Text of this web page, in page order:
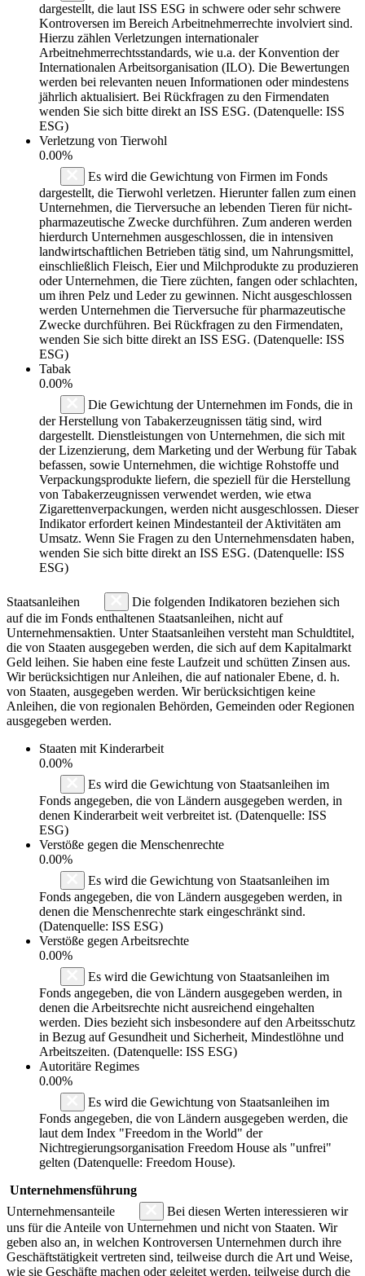
dargestellt, die laut ISS ESG in schwere oder sehr schwere
Kontroversen im Bereich Arbeitnehmerrechte involviert sind.
Hierzu zählen Verletzungen internationaler
Arbeitnehmerrechtsstandards, wie u.a. der Konvention der
Internationalen Arbeitsorganisation (ILO). Die Bewertungen
werden bei relevanten neuen Informationen oder mindestens
jährlich aktualisiert. Bei Rückfragen zu den Firmendaten
wenden Sie sich bitte direkt an ISS ESG. (Datenquelle: ISS
ESG)
Verletzung von Tierwohl
0.00%
Es wird die Gewichtung von Firmen im Fonds
dargestellt, die Tierwohl verletzen. Hierunter fallen zum einen
Unternehmen, die Tierversuche an lebenden Tieren für nicht-
pharmazeutische Zwecke durchführen. Zum anderen werden
hierdurch Unternehmen ausgeschlossen, die in intensiven
landwirtschaftlichen Betrieben tätig sind, um Nahrungsmittel,
einschließlich Fleisch, Eier und Milchprodukte zu produzieren
oder Unternehmen, die Tiere züchten, fangen oder schlachten,
um ihren Pelz und Leder zu gewinnen. Nicht ausgeschlossen
werden Unternehmen die Tierversuche für pharmazeutische
Zwecke durchführen. Bei Rückfragen zu den Firmendaten,
wenden Sie sich bitte direkt an ISS ESG. (Datenquelle: ISS
ESG)
Tabak
0.00%
Die Gewichtung der Unternehmen im Fonds, die in
der Herstellung von Tabakerzeugnissen tätig sind, wird
dargestellt. Dienstleistungen von Unternehmen, die sich mit
der Lizenzierung, dem Marketing und der Werbung für Tabak
befassen, sowie Unternehmen, die wichtige Rohstoffe und
Verpackungsprodukte liefern, die speziell für die Herstellung
von Tabakerzeugnissen verwendet werden, wie etwa
Zigarettenverpackungen, werden nicht ausgeschlossen. Dieser
Indikator erfordert keinen Mindestanteil der Aktivitäten am
Umsatz. Wenn Sie Fragen zu den Unternehmensdaten haben,
wenden Sie sich bitte direkt an ISS ESG. (Datenquelle: ISS
ESG)
Staatsanleihen
Die folgenden Indikatoren beziehen sich
auf die im Fonds enthaltenen Staatsanleihen, nicht auf
Unternehmensaktien. Unter Staatsanleihen versteht man Schuldtitel,
die von Staaten ausgegeben werden, die sich auf dem Kapitalmarkt
Geld leihen. Sie haben eine feste Laufzeit und schütten Zinsen aus.
Wir berücksichtigen nur Anleihen, die auf nationaler Ebene, d. h.
von Staaten, ausgegeben werden. Wir berücksichtigen keine
Anleihen, die von regionalen Behörden, Gemeinden oder Regionen
ausgegeben werden.
Staaten mit Kinderarbeit
0.00%
Es wird die Gewichtung von Staatsanleihen im
Fonds angegeben, die von Ländern ausgegeben werden, in
denen Kinderarbeit weit verbreitet ist. (Datenquelle: ISS
ESG)
Verstöße gegen die Menschenrechte
0.00%
Es wird die Gewichtung von Staatsanleihen im
Fonds angegeben, die von Ländern ausgegeben werden, in
denen die Menschenrechte stark eingeschränkt sind.
(Datenquelle: ISS ESG)
Verstöße gegen Arbeitsrechte
0.00%
Es wird die Gewichtung von Staatsanleihen im
Fonds angegeben, die von Ländern ausgegeben werden, in
denen die Arbeitsrechte nicht ausreichend eingehalten
werden. Dies bezieht sich insbesondere auf den Arbeitsschutz
in Bezug auf Gesundheit und Sicherheit, Mindestlöhne und
Arbeitszeiten. (Datenquelle: ISS ESG)
Autoritäre Regimes
0.00%
Es wird die Gewichtung von Staatsanleihen im
Fonds angegeben, die von Ländern ausgegeben werden, die
laut dem Index "Freedom in the World" der
Nichtregierungsorganisation Freedom House als "unfrei"
gelten (Datenquelle: Freedom House).
Unternehmensführung
Unternehmensanteile
Bei diesen Werten interessieren wir
uns für die Anteile von Unternehmen und nicht von Staaten. Wir
geben also an, in welchen Kontroversen Unternehmen durch ihre
Geschäftstätigkeit vertreten sind, teilweise durch die Art und Weise,
wie sie Geschäfte machen oder geleitet werden, teilweise durch die